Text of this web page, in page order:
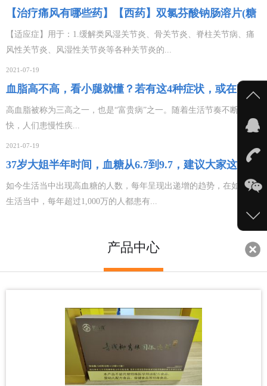
【治疗痛风有哪些药】【西药】双氯芬酸钠肠溶片(糖
衣片)
【适应症】用于：1.缓解类风湿关节炎、骨关节炎、脊柱关节病、痛
风性关节炎、风湿性关节炎等各种关节炎的...
2021-07-19
血脂高不高，看小腿就懂？若有这4种症状，或在暗示
血脂偏高了
高血脂被称为三高之一，也是“富贵病”之一。随着生活节奏不断加
快，人们患慢性疾...
2021-07-19
37岁大姐半年时间，血糖从6.7到9.7，建议大家这2种
蔬菜尽量少碰
如今生活当中出现高血糖的人数，每年呈现出递增的趋势，在如今的
生活当中，每年超过1,000万的人都患有...
产品中心